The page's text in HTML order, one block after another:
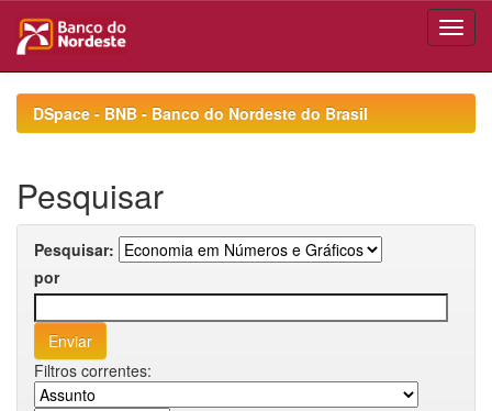
navigationDSpace - BNB - Banco do Nordeste do Brasil
Pesquisar
Pesquisar:
por
Filtros correntes: